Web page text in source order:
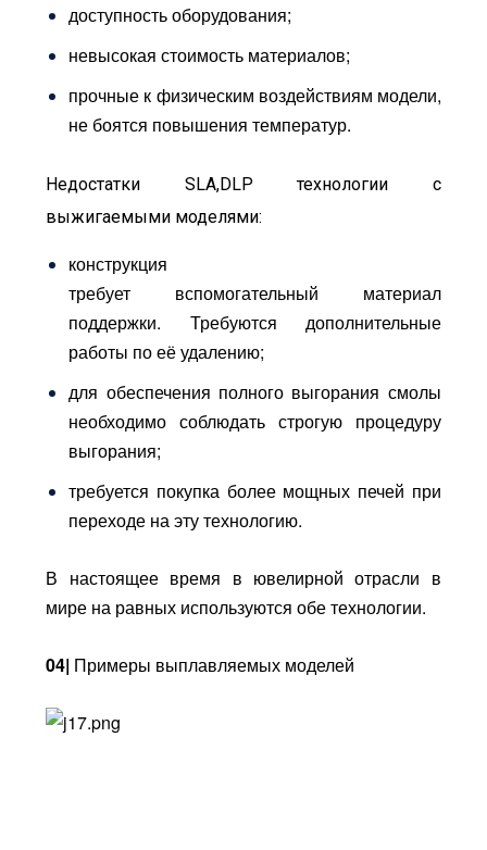
доступность оборудования;
невысокая стоимость материалов;
прочные к физическим воздействиям модели,
не боятся повышения температур.
Недостатки SLA,DLP технологии с
выжигаемыми моделями:
конструкция
требует вспомогательный материал
поддержки. Требуются дополнительные
работы по её удалению;
для обеспечения полного выгорания смолы
необходимо соблюдать строгую процедуру
выгорания;
требуется покупка более мощных печей при
переходе на эту технологию.
В настоящее время в ювелирной отрасли в
мире на равных используются обе технологии.
04| Примеры выплавляемых моделей